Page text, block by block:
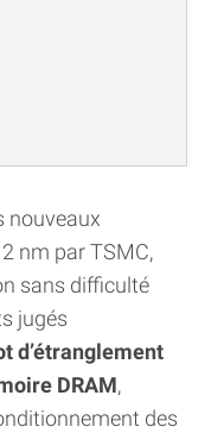
nouveaux
nm par TSMC,
sans difficulté
jugés
d’étranglement
DRAM,
des